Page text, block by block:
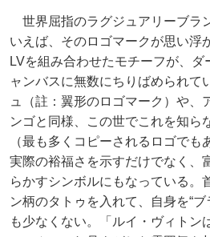
世界屈指のラグジュアリーブラ
いえば、そのロゴマークが思い浮
LVを組み合わせたモチーフが、
ャンバスに無数にちりばめられて
ュ（註：翼形のロゴマーク）や、
ンゴと同様、この世でこれを知ら
（最も多くコピーされるロゴでも
実際の裕福さを示すだけでなく、
らかすシンボルにもなっている。
ン柄のタトゥを入れて、自身を“ブ
も少なくない。「ルイ・ヴィトン